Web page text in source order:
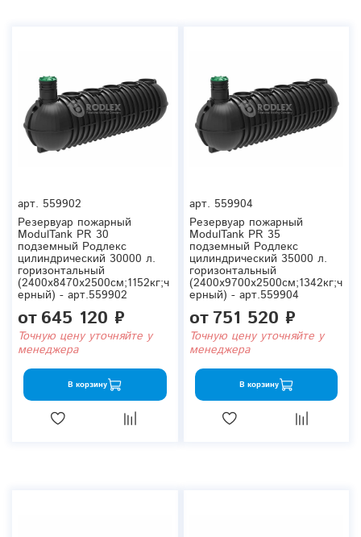
арт. 559902
Резервуар пожарный
ModulTank PR 30
подземный Родлекс
цилиндрический 30000 л.
горизонтальный
(2400x8470x2500см;1152кг;ч
ерный) - арт.559902
от645 120 ₽
Точную цену уточняйте у
менеджера
В корзину
арт. 559904
Резервуар пожарный
ModulTank PR 35
подземный Родлекс
цилиндрический 35000 л.
горизонтальный
(2400x9700x2500см;1342кг;ч
ерный) - арт.559904
от751 520 ₽
Точную цену уточняйте у
менеджера
В корзину